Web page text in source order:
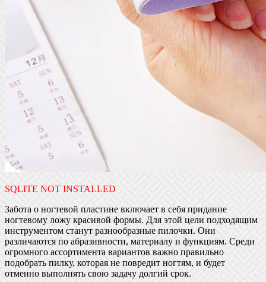
SQLITE NOT INSTALLED
Забота о ногтевой пластине включает в себя придание
ногтевому ложу красивой формы. Для этой цели подходящим
инструментом станут разнообразные пилочки. Они
различаются по абразивности, материалу и функциям. Среди
огромного ассортимента вариантов важно правильно
подобрать пилку, которая не повредит ногтям, и будет
отменно выполнять свою задачу долгий срок.